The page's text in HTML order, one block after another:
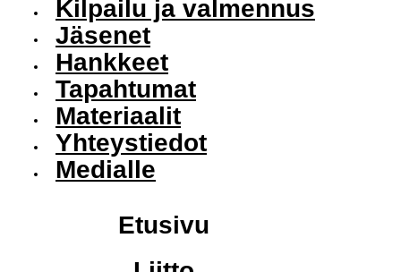
Kilpailu ja valmennus
Jäsenet
Hankkeet
Tapahtumat
Materiaalit
Yhteystiedot
Medialle
Etusivu